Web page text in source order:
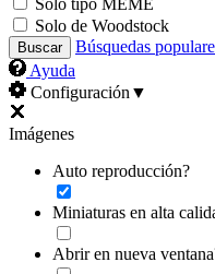
Solo tipo MEME
Solo de Woodstock
Búsquedas
Ayuda
Configuración ▼
Imágenes
Auto reproducción?
Miniaturas en alta
Abrir en nueva